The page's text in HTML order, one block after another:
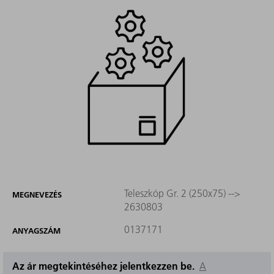
MEGNEVEZÉS
Teleszkóp Gr. 2 (250x75) -->
2630803
ANYAGSZÁM 0137171
Az ár megtekintéséhez jelentkezzen be. A